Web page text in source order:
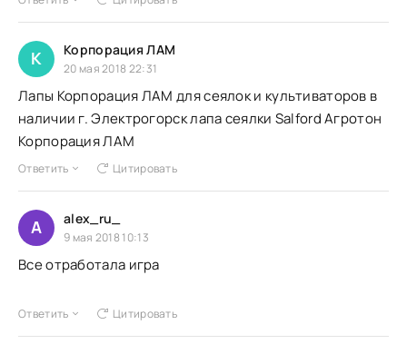
К Корпорация ЛАМ
20 мая 2018 22:31
Лапы Корпорация ЛАМ для сеялок и культиваторов в
наличии г. Электрогорск лапа сеялки Salford Агротон
Корпорация ЛАМ
Ответить Цитировать
A alex_ru_
9 мая 2018 10:13
Все отработала игра
Ответить Цитировать